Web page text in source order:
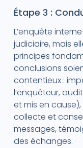
Étape 3 :
L’enquête
judiciaire, mais
principes
conclusions
contentieux :
l’enquêteur,
et mis en
collecte et
messages,
des échanges.